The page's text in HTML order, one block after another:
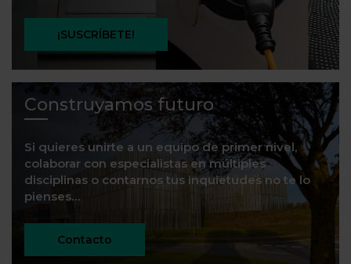
¡SUSCRÍBETE!
Construyamos futuro
Si quieres unirte a un equipo de primer nivel,
colaborar con especialistas en múltiples
disciplinas o contarnos tus inquietudes no te lo
pienses…
Contacto